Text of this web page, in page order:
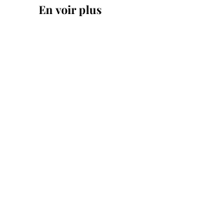
En voir plus